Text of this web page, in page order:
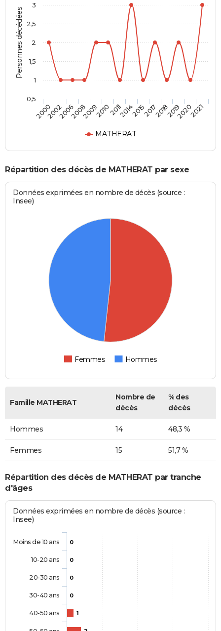
Personnes décédées
MATHERAT
20002002200620082009201020112014201520172018201920202021
0,5
1
1,5
2
2,5
3
Répartition des décès de MATHERAT par sexe
Données exprimées en nombre de décès (source :
Insee)
Femmes Hommes
Famille MATHERAT
Nombre de
décès
% des
décès
Hommes 14 48,3 %
Femmes 15 51,7 %
Répartition des décès de MATHERAT par tranche
d'âges
Données exprimées en nombre de décès (source :
Insee)
0
0
0
0
1
Moins de 10 ans
10-20 ans
20-30 ans
30-40 ans
40-50 ans